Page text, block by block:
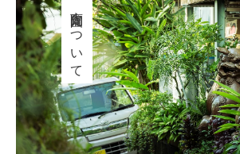
育陶園について